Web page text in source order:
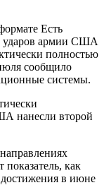
Есть
ударов армии США
полностью
сообщило
системы.
нанесли второй
показатель, как
в июне